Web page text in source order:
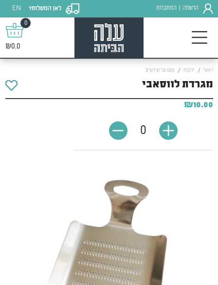
הרשמה התחברות לאן המשלוח?
EN
0
₪0.0
ראשי ירקות גשם של שורשים
מגרדת לווסאבי
₪10.00
0